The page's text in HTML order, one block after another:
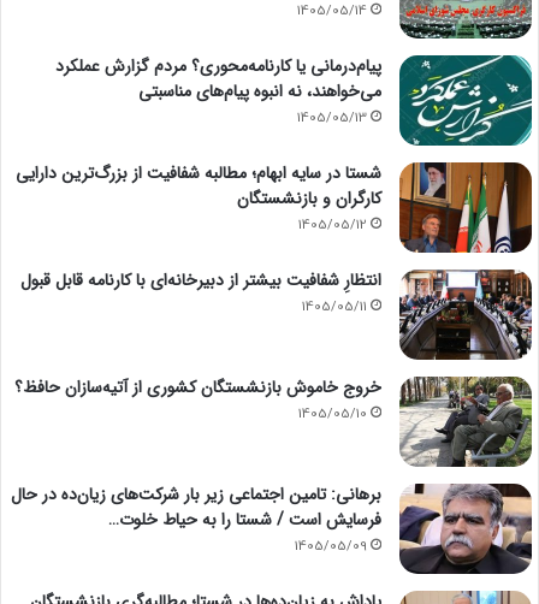
1405/05/14
پیام‌درمانی یا کارنامه‌محوری؟ مردم گزارش عملکرد
می‌خواهند، نه انبوه پیام‌های مناسبتی
1405/05/13
شستا در سایه ابهام؛ مطالبه شفافیت از بزرگ‌ترین دارایی
کارگران و بازنشستگان
1405/05/12
انتظارِ شفافیت بیشتر از دبیرخانه‌ای با کارنامه قابل قبول
1405/05/11
خروج خاموش بازنشستگان کشوری از آتیه‌سازان حافظ؟
1405/05/10
برهانی: تامین اجتماعی زیر بار شرکت‌های زیان‌ده در حال
فرسایش است / شستا را به حیاط خلوت…
1405/05/09